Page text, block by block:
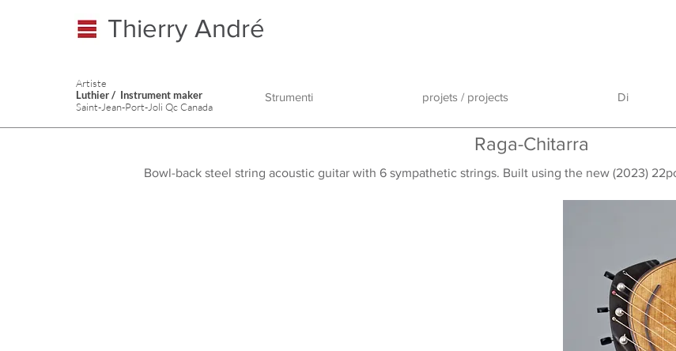
Thierry André
Artiste
Luthier / Instrument maker
Saint-Jean-Port-Joli Qc Canada
Strumenti projets / projects Di
Raga-Chitarra
Bowl-back steel string acoustic guitar with 6 sympathetic strings. Built using the new (2023)